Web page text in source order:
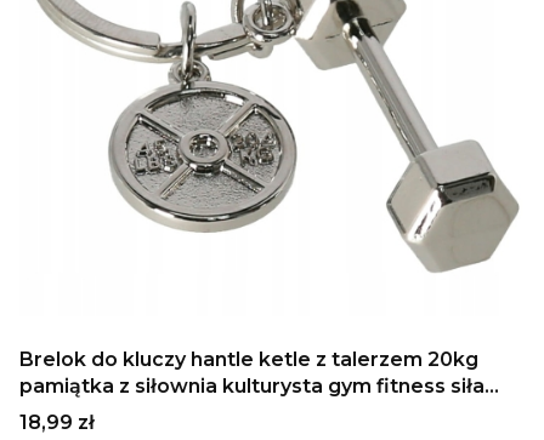
Brelok do kluczy hantle ketle z talerzem 20kg
pamiątka z siłownia kulturysta gym fitness siła
prezent dla chłopaka zawieszka do kluczy do
Cena
18,99 zł